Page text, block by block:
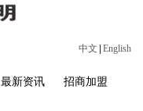
中文 English
最新资讯 招商加盟